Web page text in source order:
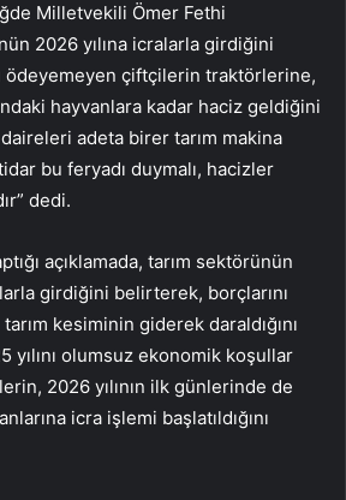
Milletvekili Ömer Fethi
2026 yılına icralarla girdiğini
ödeyemeyen çiftçilerin traktörlerine,
hayvanlara kadar haciz geldiğini
daireleri adeta birer tarım makina
bu feryadı duymalı, hacizler
dedi.
açıklamada, tarım sektörünün
girdiğini belirterek, borçlarını
kesiminin giderek daraldığını
yılını olumsuz ekonomik koşullar
2026 yılının ilk günlerinde de
icra işlemi başlatıldığını